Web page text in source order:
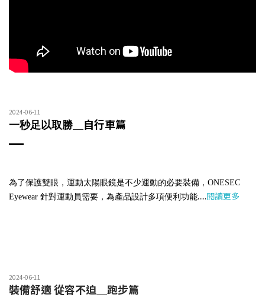
2024-06-11
一秒足以取勝 ＿自行車篇
為了保護雙眼，運動太陽眼鏡是不少運動的必要裝備，ONESEC
Eyewear 針對運動員需要，為產品設計多項便利功能.....閱讀更多
2024-06-11
裝備舒適 從容不迫＿跑步篇